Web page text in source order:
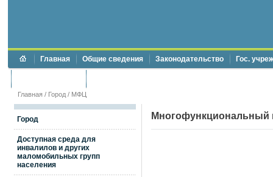
Главная Общие сведения Законодательство Гос.
Главная / Город / МФЦ
Город
Доступная среда для
инвалилов и других
маломобильных групп
населения
Многофункциональный